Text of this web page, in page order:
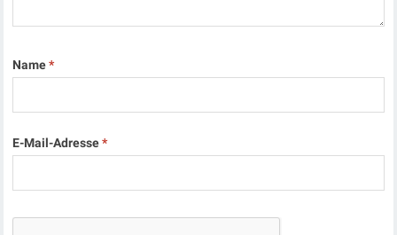
Name*
E-Mail-Adresse*